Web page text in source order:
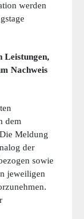
werden
Leistungen,
Nachweis
dem
Meldung
der
sowie
jeweiligen